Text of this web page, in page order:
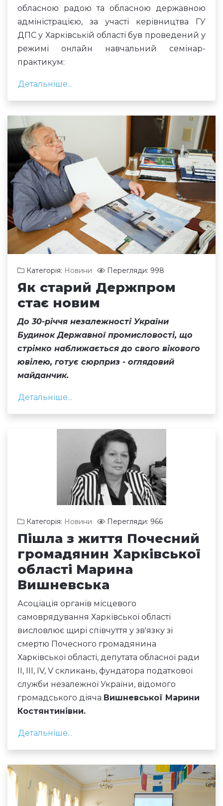
обласною радою та обласною державною
адміністрацією, за участі керівництва ГУ
ДПС у Харківській області був проведений у
режимі онлайн навчальний семінар-
практикум:
Детальніше...
Категорія: Новини Перегляди: 998
Як старий Держпром
стає новим
До 30-річчя незалежності України
Будинок Державної промисловості, що
стрімко наближається до свого вікового
ювілею, готує сюрприз - оглядовий
майданчик.
Детальніше...
Категорія: Новини Перегляди: 966
Пішла з життя Почесний
громадянин Харківської
області Марина
Вишневська
Асоціація органів місцевого
самоврядування Харківської області
висловлює щирі співчуття у зв'язку зі
смертю Почесного громадянина
Харківської області, депутата обласної ради
ІІ, ІІІ, ІV, V скликань, фундатора податкової
служби незалежної України, відомого
громадського діяча Вишневської Марини
Костянтинівни.
Детальніше...